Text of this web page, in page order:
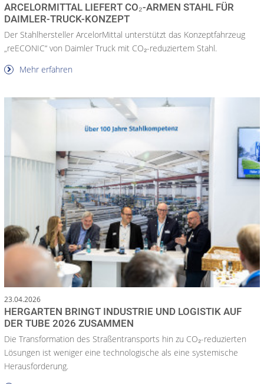
ARCELORMITTAL LIEFERT CO₂-ARMEN STAHL FÜR
DAIMLER-TRUCK-KONZEPT
Der Stahlhersteller ArcelorMittal unterstützt das Konzeptfahrzeug
„reECONIC“ von Daimler Truck mit CO₂-reduziertem Stahl.
Mehr erfahren
23.04.2026
HERGARTEN BRINGT INDUSTRIE UND LOGISTIK AUF
DER TUBE 2026 ZUSAMMEN
Die Transformation des Straßentransports hin zu CO₂-reduzierten
Lösungen ist weniger eine technologische als eine systemische
Herausforderung.